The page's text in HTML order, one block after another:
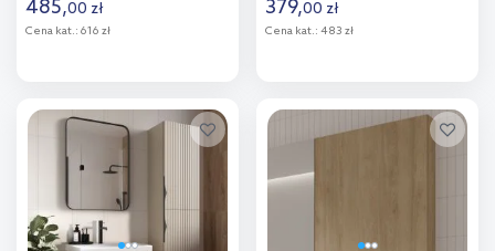
485,00 zł
Cena kat.: 616 zł
Dodaj do
porównania
379,00 zł
Cena kat.: 483 zł
Dodaj do
porównania